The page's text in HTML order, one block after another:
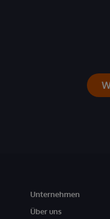
Unternehmen
Über uns